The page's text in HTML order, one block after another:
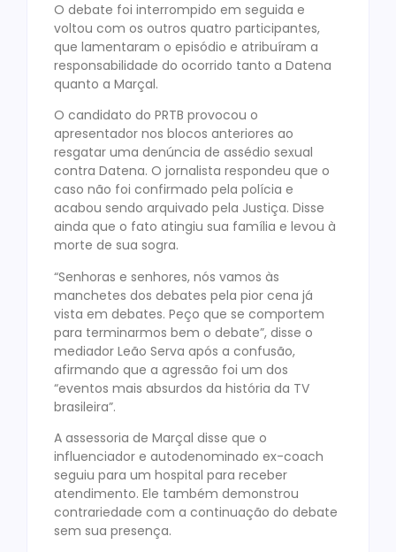
O debate foi interrompido em seguida e
voltou com os outros quatro participantes,
que lamentaram o episódio e atribuíram a
responsabilidade do ocorrido tanto a Datena
quanto a Marçal.
O candidato do PRTB provocou o
apresentador nos blocos anteriores ao
resgatar uma denúncia de assédio sexual
contra Datena. O jornalista respondeu que o
caso não foi confirmado pela polícia e
acabou sendo arquivado pela Justiça. Disse
ainda que o fato atingiu sua família e levou à
morte de sua sogra.
“Senhoras e senhores, nós vamos às
manchetes dos debates pela pior cena já
vista em debates. Peço que se comportem
para terminarmos bem o debate”, disse o
mediador Leão Serva após a confusão,
afirmando que a agressão foi um dos
“eventos mais absurdos da história da TV
brasileira”.
A assessoria de Marçal disse que o
influenciador e autodenominado ex-coach
seguiu para um hospital para receber
atendimento. Ele também demonstrou
contrariedade com a continuação do debate
sem sua presença.